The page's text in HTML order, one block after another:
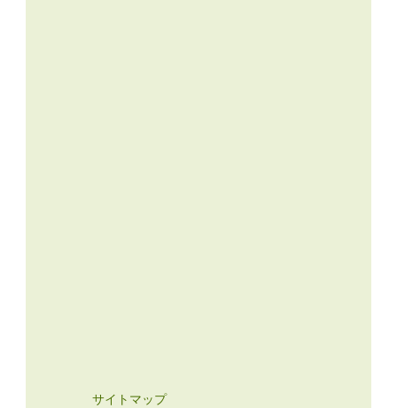
サイトマップ